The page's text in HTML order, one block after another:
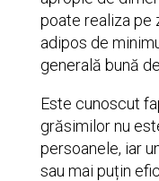
poate realiza pe
adipos de
generală bună
Este cunoscut
grăsimilor nu
persoanele, iar
sau mai puțin